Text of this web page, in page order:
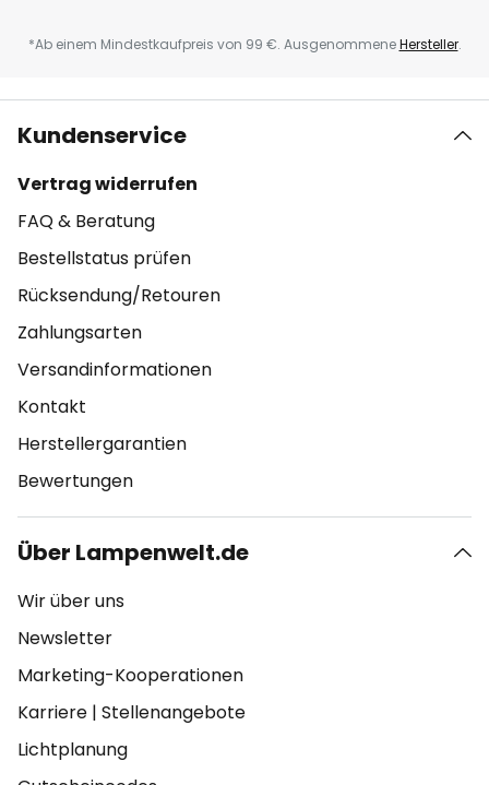
*Ab einem Mindestkaufpreis von 99 €. AusgenommeneHersteller.
Kundenservice
Vertrag widerrufen
FAQ & Beratung
Bestellstatus prüfen
Rücksendung/Retouren
Zahlungsarten
Versandinformationen
Kontakt
Herstellergarantien
Bewertungen
Über Lampenwelt.de
Wir über uns
Newsletter
Marketing-Kooperationen
Karriere | Stellenangebote
Lichtplanung